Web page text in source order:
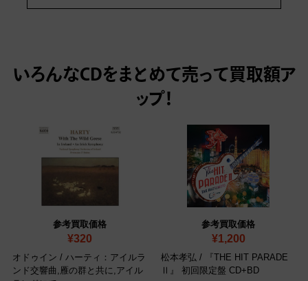
いろんなCDをまとめて売って 買取額ア
ップ！
参考買取価格
¥320
オドゥイン / ハーティ：アイルラ
ンド交響曲,雁の群と共に,アイル
参考買取価格
¥1,200
松本孝弘 / 『THE HIT PARADE
Ⅱ』 初回限定盤 CD+BD